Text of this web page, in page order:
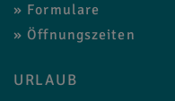
Formulare
Öffnungszeiten
URLAUB